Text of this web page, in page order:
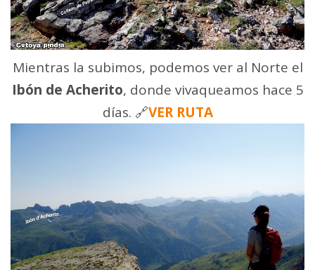
Mientras la subimos, podemos ver al Norte el
Ibón de Acherito, donde vivaqueamos hace 5
días. 🔗VER RUTA